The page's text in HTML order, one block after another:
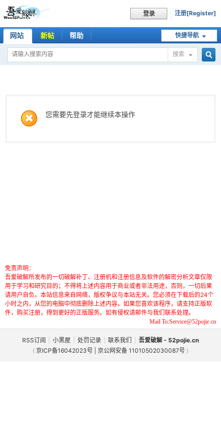
登录 注册[Register]
快捷导航
网站 新帖 帮助
搜索
您需要先登录才能继续本操作
免责声明：
吾爱破解所发布的一切破解补丁、注册机和注册信息及软件的解密分析文章仅限
用于学习和研究目的；不得将上述内容用于商业或者非法用途，否则，一切后果
请用户自负。本站信息来自网络，版权争议与本站无关。您必须在下载后的24个
小时之内，从您的电脑中彻底删除上述内容。如果您喜欢该程序，请支持正版软
件，购买注册，得到更好的正版服务。如有侵权请邮件与我们联系处理。
Mail To:Service@52pojie.cn
RSS订阅 小黑屋 处罚记录 联系我们
吾爱破解 - 52pojie.cn
( 京ICP备16042023号 | 京公网安备 11010502030087号 )